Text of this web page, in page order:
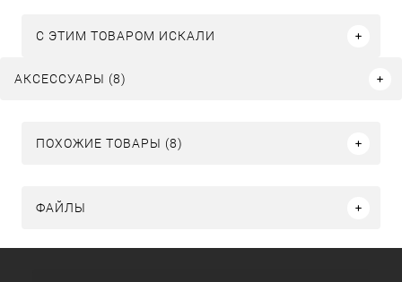
C ЭТИМ ТОВАРОМ ИСКАЛИ
АКСЕССУАРЫ (8)
ПОХОЖИЕ ТОВАРЫ (8)
ФАЙЛЫ